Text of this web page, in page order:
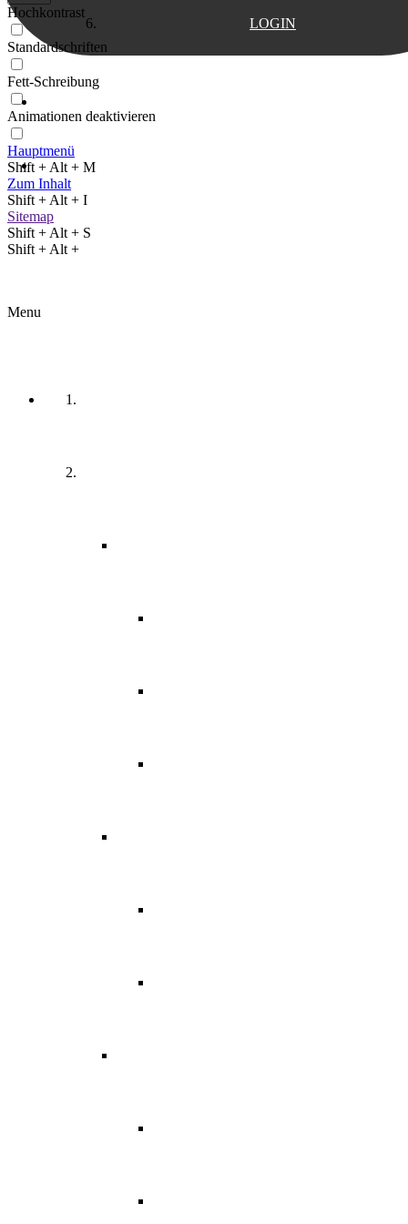
LOGIN
Hochkontrast
Standardschriften
Fett-Schreibung
Animationen deaktivieren
Hauptmenü
Shift + Alt + M
Zum Inhalt
Shift + Alt + I
Sitemap
Shift + Alt + S
Shift + Alt +
Menu